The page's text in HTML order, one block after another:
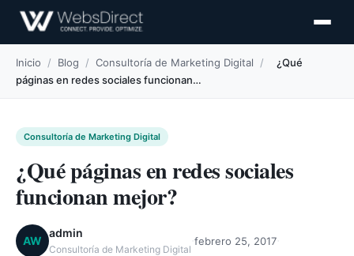
Inicio / Blog / Consultoría de Marketing Digital /
¿Qué
páginas en redes sociales funcionan…
Consultoría de Marketing Digital
¿Qué páginas en redes sociales
funcionan mejor?
AW
admin
Consultoría de Marketing Digital
febrero 25, 2017